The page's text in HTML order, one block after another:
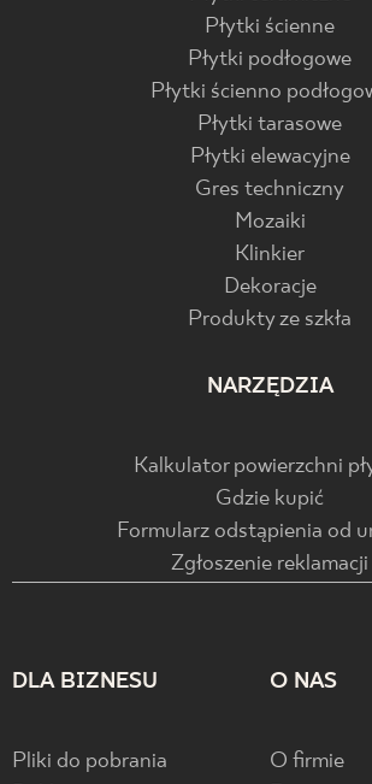
Płytki ścienne
Płytki podłogowe
Płytki ścienno
Płytki tarasowe
Płytki elewacyjne
Gres techniczny
Mozaiki
Klinkier
Dekoracje
Produkty ze szkła
NARZĘDZIA
Kalkulator powierzchni
Gdzie kupić
Formularz odstąpienia od
Zgłoszenie reklamacji
DLA BIZNESU
Pliki do pobrania
O NAS
O firmie